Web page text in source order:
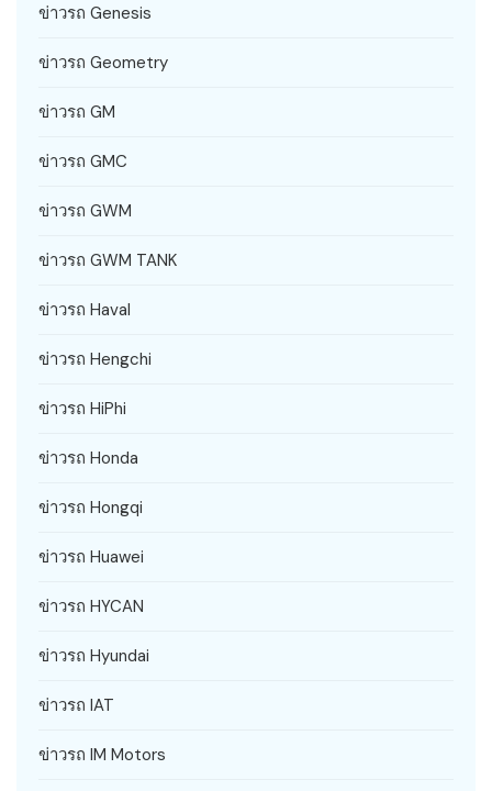
ข่าวรถ Genesis
ข่าวรถ Geometry
ข่าวรถ GM
ข่าวรถ GMC
ข่าวรถ GWM
ข่าวรถ GWM TANK
ข่าวรถ Haval
ข่าวรถ Hengchi
ข่าวรถ HiPhi
ข่าวรถ Honda
ข่าวรถ Hongqi
ข่าวรถ Huawei
ข่าวรถ HYCAN
ข่าวรถ Hyundai
ข่าวรถ IAT
ข่าวรถ IM Motors